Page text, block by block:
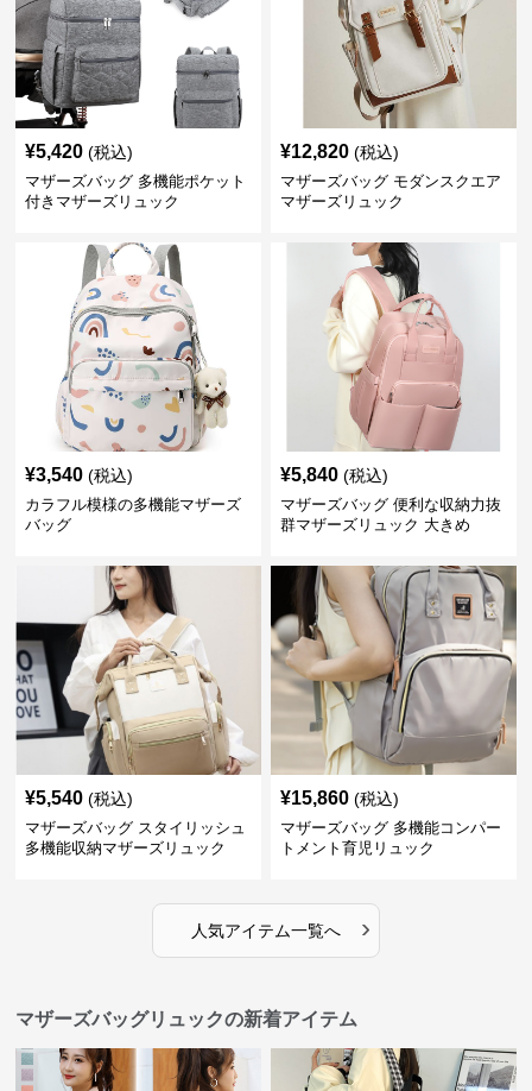
¥5,420 (税込)
マザーズバッグ 多機能ポケット
付きマザーズリュック
¥12,820 (税込)
マザーズバッグ モダンスクエア
マザーズリュック
¥3,540 (税込)
カラフル模様の多機能マザーズ
バッグ
¥5,840 (税込)
マザーズバッグ 便利な収納力抜
群マザーズリュック 大きめ
¥5,540 (税込)
マザーズバッグ スタイリッシュ
多機能収納マザーズリュック
¥15,860 (税込)
マザーズバッグ 多機能コンパー
トメント育児リュック
人気アイテム一覧へ ›
マザーズバッグリュックの新着アイテム